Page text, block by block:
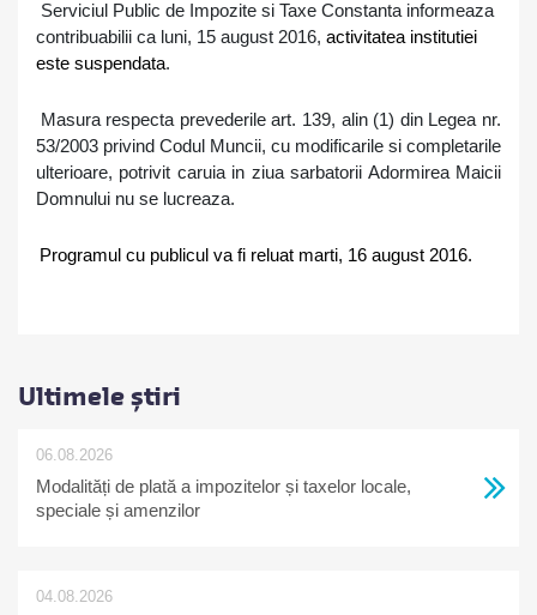
Serviciul Public de Impozite si Taxe Constanta informeaza
contribuabilii ca luni, 15 august 2016, activitatea institutiei
este suspendata.
Masura respecta prevederile art. 139, alin (1) din Legea nr.
53/2003 privind Codul Muncii, cu modificarile si completarile
ulterioare, potrivit caruia in ziua sarbatorii Adormirea Maicii
Domnului nu se lucreaza.
Programul cu publicul va fi reluat marti, 16 august 2016.
Ultimele știri
06.08.2026
Modalități de plată a impozitelor și taxelor locale,
speciale și amenzilor
04.08.2026